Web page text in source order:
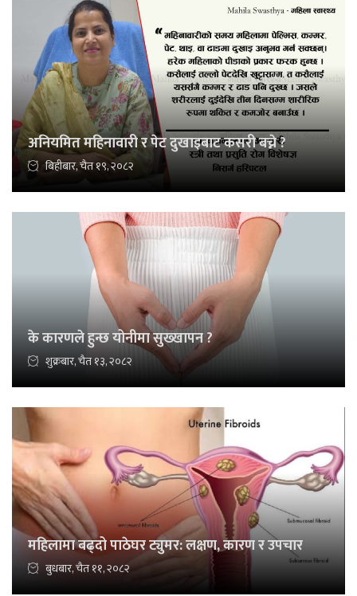
अनियमित महिनावारी र पेट दुखाइबाट कसरी बच्ने ?
बिहीबार, चैत १९, २०८२
के कारणले हुन्छ योनीमा सुख्खापन ?
शुक्रबार, चैत १३, २०८२
महिलामा बढ्दो पाठेघर ट्युमर: लक्षण, कारण र उपचार
बुधबार, चैत ११, २०८२